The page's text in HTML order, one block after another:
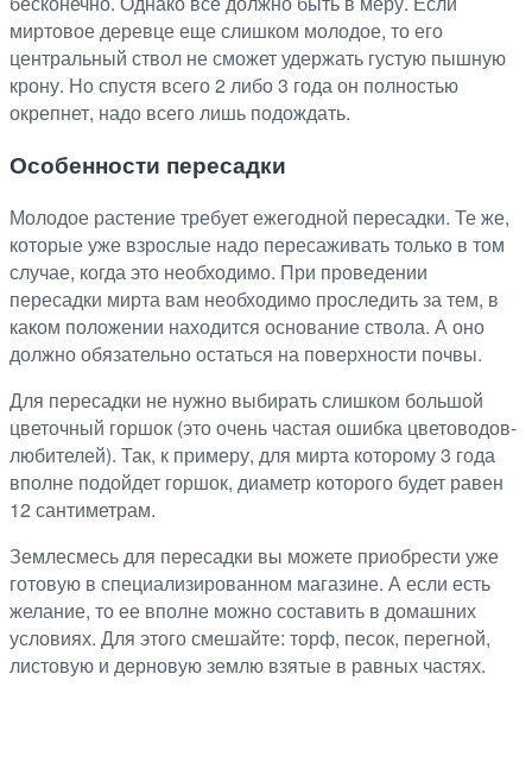
миртовое деревце еще слишком молодое, то его
центральный ствол не сможет удержать густую пышную
крону. Но спустя всего 2 либо 3 года он полностью
окрепнет, надо всего лишь подождать.
Особенности пересадки
Молодое растение требует ежегодной пересадки. Те же,
которые уже взрослые надо пересаживать только в том
случае, когда это необходимо. При проведении
пересадки мирта вам необходимо проследить за тем, в
каком положении находится основание ствола. А оно
должно обязательно остаться на поверхности почвы.
Для пересадки не нужно выбирать слишком большой
цветочный горшок (это очень частая ошибка цветоводов-
любителей). Так, к примеру, для мирта которому 3 года
вполне подойдет горшок, диаметр которого будет равен
12 сантиметрам.
Землесмесь для пересадки вы можете приобрести уже
готовую в специализированном магазине. А если есть
желание, то ее вполне можно составить в домашних
условиях. Для этого смешайте: торф, песок, перегной,
листовую и дерновую землю взятые в равных частях.